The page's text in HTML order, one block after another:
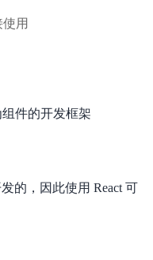
用
组件的开发框架
的，因此使用 React 可